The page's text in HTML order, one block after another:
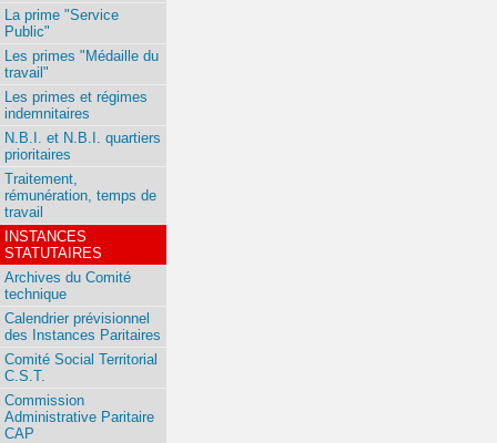
La prime "Service
Public"
Les primes "Médaille du
travail"
Les primes et régimes
indemnitaires
N.B.I. et N.B.I. quartiers
prioritaires
Traitement,
rémunération, temps de
travail
INSTANCES
STATUTAIRES
Archives du Comité
technique
Calendrier prévisionnel
des Instances Paritaires
Comité Social Territorial
C.S.T.
Commission
Administrative Paritaire
CAP